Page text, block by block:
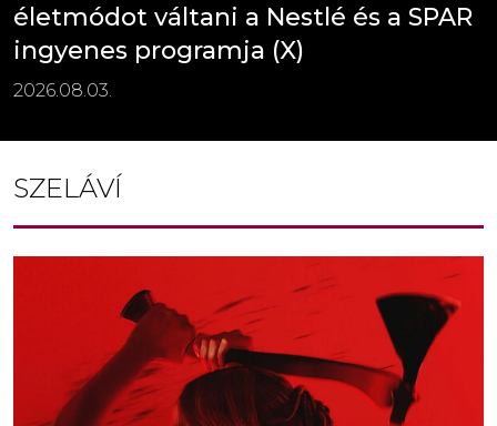
életmódot váltani a Nestlé és a SPAR
ingyenes programja (X)
2026.08.03.
SZELÁVÍ